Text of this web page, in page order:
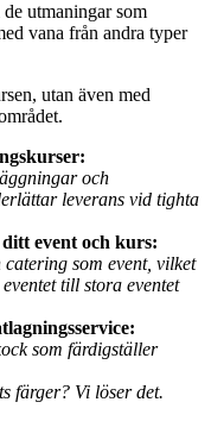
utmaningar som
vana från andra typer
utan även med
och
leverans vid tighta
event och kurs:
som event, vilket
till stora eventet
som färdigställer
färger? Vi löser det.